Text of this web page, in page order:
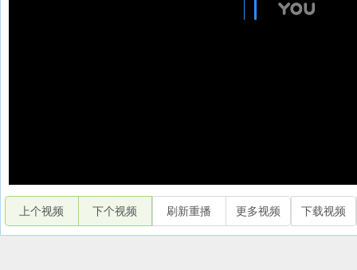
上个视频 下个视频 刷新重播 更多视频 下载视频